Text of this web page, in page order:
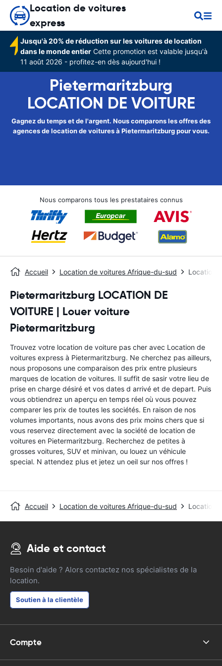
Location de voitures
express
Jusqu'à 20% de réduction sur les voitures de location
dans le monde entier Cette promotion est valable jusqu'à
11 août 2026 - profitez-en dès aujourd'hui !
Pietermaritzburg
LOCATION DE VOITURE
Gagnez du temps et de l'argent. Nous comparons les offres des
agences de location de voitures à Pietermaritzburg pour vous.
Nous comparons tous les prestataires connus
Accueil Location de voitures Afrique-du-sud Location
Pietermaritzburg LOCATION DE
VOITURE | Louer voiture
Pietermaritzburg
Trouvez votre location de voiture pas cher avec Location de
voitures express à Pietermaritzburg. Ne cherchez pas ailleurs,
nous proposons une comparaison des prix entre plusieurs
marques de location de voitures. Il suffit de sasir votre lieu de
prise en charge désiré et vos dates d arrivé et de depart. Puis
vous obtiendrez un aperçu en temps réel où vous pouvez
comparer les prix de toutes les sociétés. En raison de nos
volumes importants, nous avons des prix moins chers que si
vous reservez directement avec la société de location de
voitures en Pietermaritzburg. Recherchez de petites à
grosses voitures, SUV et minivan, ou louez un véhicule
special. N attendez plus et jetez un oeil sur nos offres !
Accueil Location de voitures Afrique-du-sud Location
Aide et contact
Besoin d'aide ? Alors contactez nos spécialistes de la
location.
Soutien à la clientèle
Compte